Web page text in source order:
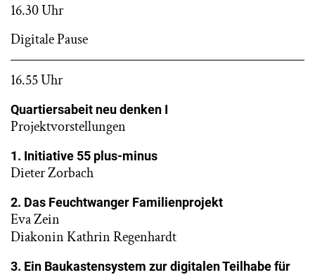
16.30 Uhr
Digitale Pause
16.55 Uhr
Quartiersabeit neu denken I
Projektvorstellungen
1. Initiative 55 plus-minus
Dieter Zorbach
2. Das Feuchtwanger Familienprojekt
Eva Zein
Diakonin Kathrin Regenhardt
3. Ein Baukastensystem zur digitalen Teilhabe für